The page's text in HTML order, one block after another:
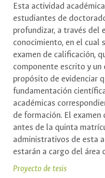
Esta actividad
estudiantes de
profundizar, a través del
conocimiento, en el cual
examen de calificación,
componente escrito y
propósito de evidenciar
fundamentación
académicas
de formación. El
antes de la quinta
administrativos de esta
estarán a cargo del área
Proyecto de tesis